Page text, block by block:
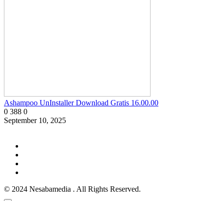
Ashampoo UnInstaller Download Gratis 16.00.00
0 388 0
September 10, 2025
© 2024 Nesabamedia . All Rights Reserved.